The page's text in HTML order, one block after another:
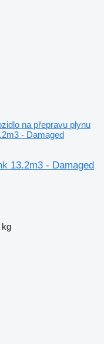
na přepravu plynu
- Damaged
13.2m3 - Damaged
kg